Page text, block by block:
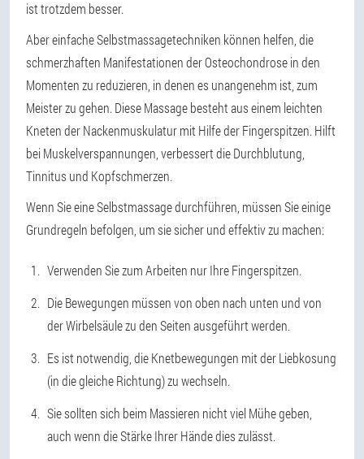
ist trotzdem besser.
Aber einfache Selbstmassagetechniken können helfen, die
schmerzhaften Manifestationen der Osteochondrose in den
Momenten zu reduzieren, in denen es unangenehm ist, zum
Meister zu gehen. Diese Massage besteht aus einem leichten
Kneten der Nackenmuskulatur mit Hilfe der Fingerspitzen. Hilft
bei Muskelverspannungen, verbessert die Durchblutung,
Tinnitus und Kopfschmerzen.
Wenn Sie eine Selbstmassage durchführen, müssen Sie einige
Grundregeln befolgen, um sie sicher und effektiv zu machen:
Verwenden Sie zum Arbeiten nur Ihre Fingerspitzen.
Die Bewegungen müssen von oben nach unten und von
der Wirbelsäule zu den Seiten ausgeführt werden.
Es ist notwendig, die Knetbewegungen mit der Liebkosung
(in die gleiche Richtung) zu wechseln.
Sie sollten sich beim Massieren nicht viel Mühe geben,
auch wenn die Stärke Ihrer Hände dies zulässt.